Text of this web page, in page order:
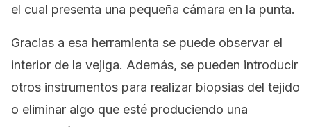
el cual presenta una pequeña cámara en la punta.
Gracias a esa herramienta se puede observar el
interior de la vejiga. Además, se pueden introducir
otros instrumentos para realizar biopsias del tejido
o eliminar algo que esté produciendo una